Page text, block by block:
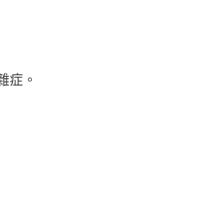
症。